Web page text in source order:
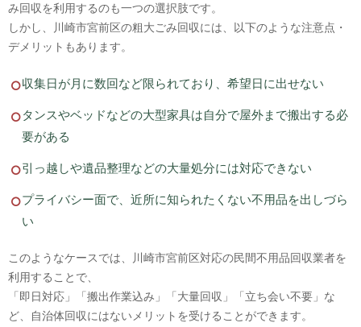
み回収を利用するのも一つの選択肢です。
しかし、川崎市宮前区の粗大ごみ回収には、以下のような注意点・
デメリットもあります。
収集日が月に数回など限られており、希望日に出せない
タンスやベッドなどの大型家具は自分で屋外まで搬出する必
要がある
引っ越しや遺品整理などの大量処分には対応できない
プライバシー面で、近所に知られたくない不用品を出しづら
い
このようなケースでは、川崎市宮前区対応の民間不用品回収業者を
利用することで、
「即日対応」「搬出作業込み」「大量回収」「立ち会い不要」な
ど、自治体回収にはないメリットを受けることができます。